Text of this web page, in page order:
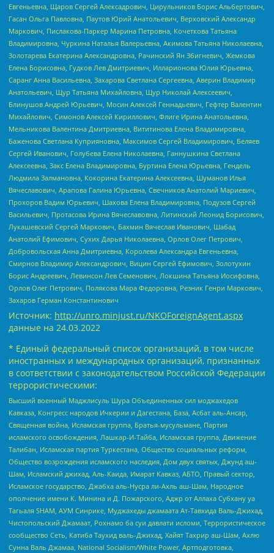
Евгеньевна, Щаров Сергей Алексадрович, Цирульников Борис Альбертович,
Гасан Ольга Павловна, Паутов Юрий Анатольевич, Верховский Александр
Маркович, Пислакова-Паркер Марина Петровна, Кочеткова Татьяна
Владимировна, Чуркина Наталья Валерьевна, Акимова Татьяна Николаевна,
Золотарева Екатерина Александровна, Рачинский Ян Збигневич, Жемкова
Елена Борисовна, Гудков Лев Дмитриевич, Илларионова Юлия Юрьевна,
Саранг Анна Васильевна, Захарова Светлана Сергеевна, Аверин Владимир
Анатольевич, Щур Татьяна Михайловна, Щур Николай Алексеевич,
Блинушов Андрей Юрьевич, Мосин Алексей Геннадьевич, Гефтер Валентин
Михайлович, Симонов Алексей Кириллович, Флиге Ирина Анатольевна,
Мельникова Валентина Дмитриевна, Вититинова Елена Владимировна,
Баженова Светлана Куприяновна, Максимов Сергей Владимирович, Беляев
Сергей Иванович, Голубева Елена Николаевна, Ганнушкина Светлана
Алексеевна, Закс Елена Владимировна, Буртина Елена Юрьевна, Гендель
Людмила Залмановна, Кокорина Екатерина Алексеевна, Шуманов Илья
Вячеславович, Арапова Галина Юрьевна, Свечников Анатолий Мариевич,
Прохоров Вадим Юрьевич, Шахова Елена Владимировна, Подузов Сергей
Васильевич, Протасова Ирина Вячеславовна, Литинский Леонид Борисович,
Лукашевский Сергей Маркович, Бахмин Вячеслав Иванович, Шабад
Анатолий Ефимович, Сухих Дарья Николаевна, Орлов Олег Петрович,
Добровольская Анна Дмитриевна, Королева Александра Евгеньевна,
Смирнов Владимир Александрович, Вицин Сергей Ефимович, Золотухин
Борис Андреевич, Левинсон Лев Семенович, Локшина Татьяна Иосифовна,
Орлов Олег Петрович, Полякова Мара Федоровна, Резник Генри Маркович,
Захаров Герман Константинович
Источник: http://unro.minjust.ru/NKOForeignAgent.aspx
данные на 24.03.2022
* Единый федеральный список организаций, в том числе
иностранных и международных организаций, признанных
в соответствии с законодательством Российской Федерации
террористическими:
Высший военный Маджлисуль Шура Объединенных сил моджахедов
Кавказа, Конгресс народов Ичкерии и Дагестана, База, Асбат аль-Ансар,
Священная война, Исламская группа, Братья-мусульмане, Партия
исламского освобождения, Лашкар-И-Тайба, Исламская группа, Движение
Талибан, Исламская партия Туркестана, Общество социальных реформ,
Общество возрождения исламского наследия, Дом двух святых, Джунд аш-
Шам, Исламский джихад, Аль-Каида, Имарат Кавказ, АБТО, Правый сектор,
Исламское государство, Джабха аль-Нусра ли-Ахль аш-Шам, Народное
ополчение имени К. Минина и Д. Пожарского, Аджр от Аллаха Субхану уа
Тагьаля SHAM, АУМ Синрике, Муджахеды джамаата Ат-Тавхида Валь-Джихад,
Чистопольский Джамаат, Рохнамо ба суи давлати исломи, Террористическое
сообщество Сеть, Катиба Таухид валь-Джихад, Хайят Тахрир аш-Шам, Ахлю
Сунна Валь Джамаа, National Socialism/White Power, Артподготовка,